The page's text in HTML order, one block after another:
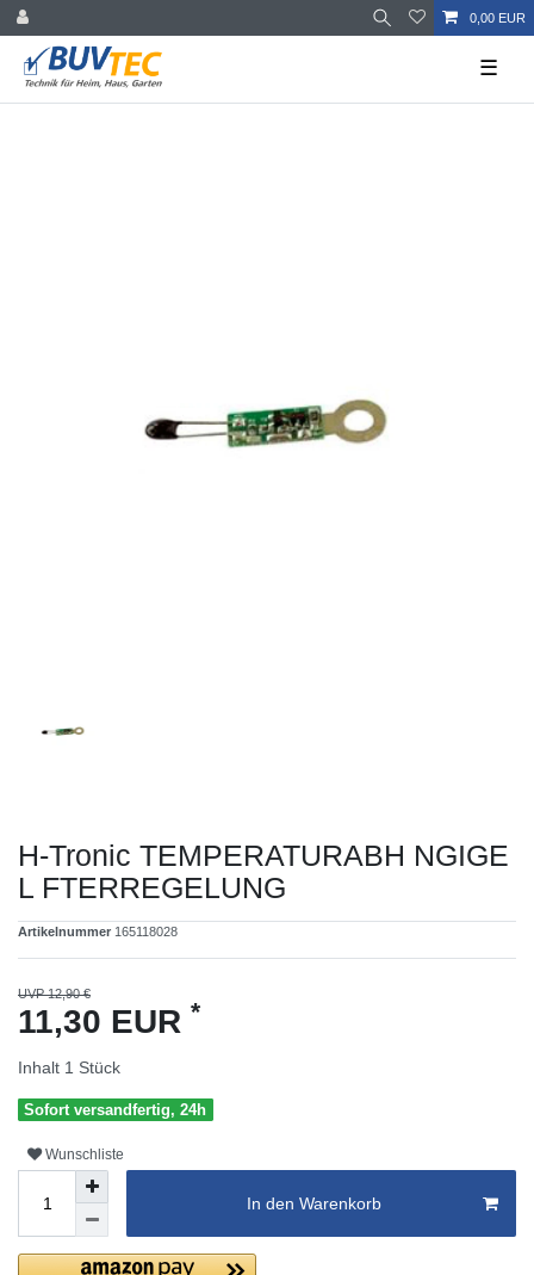
0,00 EUR
☰
H-Tronic TEMPERATURABH NGIGE
L FTERREGELUNG
Artikelnummer 165118028
UVP 12,90 €
11,30 EUR *
Inhalt 1 Stück
Sofort versandfertig, 24h
Wunschliste
In den Warenkorb